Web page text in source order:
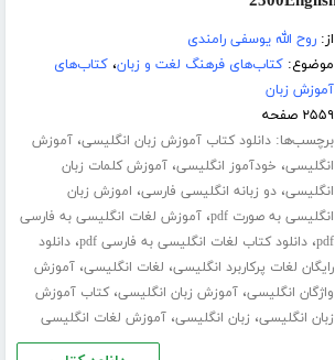
از:روح الله یوسفی رامندی
موضوع:کتاب‌های فرهنگ لغت و زبان،کتاب‌های
آموزش زبان
۲۵۵۹ صفحه
برچسب‌ها:دانلود کتاب آموزش زبان انگلیسی،آموزش
انگلیسی، خودآموز انگلیسی،آموزش کلمات زبان
انگلیسی،دو زبانه انگلیسی فارسی، اموزش زبان
انگلیسی به صورت pdf
،آموزش لغات انگلیسی به فارسی
pdf،دانلود کتاب لغات انگلیسی به فارسی pdf ،دانلود
رایگان لغات پرکاربرد انگلیسی، لغات انگلیسی،آموزش
واژگان انگلیسی،آموزش زبان انگلیسی،کتاب آموزش
زبان انگلیسی، زبان انگلیسی،آموزش لغات انگلیسی